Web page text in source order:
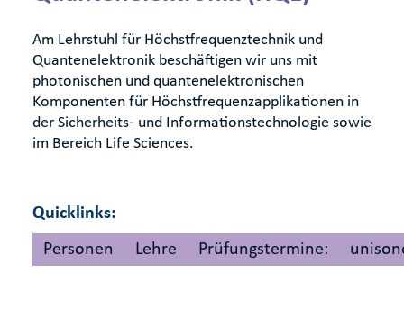
Am Lehrstuhl für Höchstfrequenztechnik und
Quantenelektronik beschäftigen wir uns mit
photonischen und quantenelektronischen
Komponenten für Höchstfrequenzapplikationen in
der Sicherheits- und Informationstechnologie sowie
im Bereich Life Sciences.
Quicklinks:
Personen
Lehre Prüfungstermine: